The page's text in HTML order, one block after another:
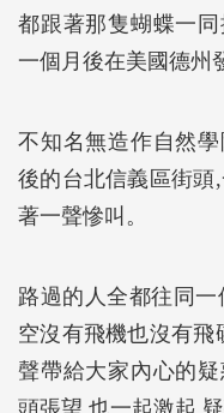
都跟著那隻蝴蝶一
一個月後在美國德州
不知名無造作自然
後的台北信義區街頭
著一聲慘叫。
路過的人全都往同
空沒有飛機也沒有
聲帶給大家內心的
頭張望,也一起激起 疑